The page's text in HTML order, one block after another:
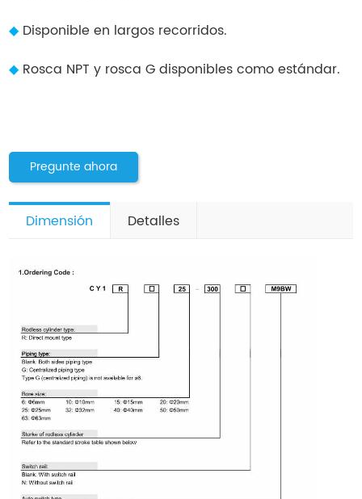
◆ Disponible en largos recorridos.
◆ Rosca NPT y rosca G disponibles como estándar.
Pregunte ahora
Dimensión Detalles